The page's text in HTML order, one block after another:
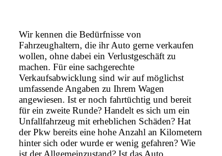
Wir kennen die Bedürfnisse von
Fahrzeughaltern, die ihr Auto gerne verkaufen
wollen, ohne dabei ein Verlustgeschäft zu
machen. Für eine sachgerechte
Verkaufsabwicklung sind wir auf möglichst
umfassende Angaben zu Ihrem Wagen
angewiesen. Ist er noch fahrtüchtig und bereit
für ein zweite Runde? Handelt es sich um ein
Unfallfahrzeug mit erheblichen Schäden? Hat
der Pkw bereits eine hohe Anzahl an Kilometern
hinter sich oder wurde er wenig gefahren? Wie
ist der Allgemeinzustand? Ist das Auto